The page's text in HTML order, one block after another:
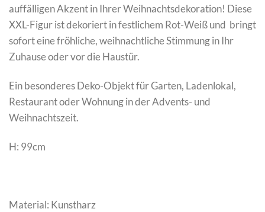
auffälligen Akzent in Ihrer Weihnachtsdekoration! Diese
XXL-Figur ist dekoriert in festlichem Rot-Weiß und bringt
sofort eine fröhliche, weihnachtliche Stimmung in Ihr
Zuhause oder vor die Haustür.
Ein besonderes Deko-Objekt für Garten, Ladenlokal,
Restaurant oder Wohnung in der Advents- und
Weihnachtszeit.
H: 99cm
Material: Kunstharz